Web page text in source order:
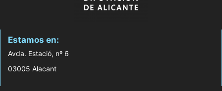
Estamos en:
Avda. Estació, nº 6
03005 Alacant